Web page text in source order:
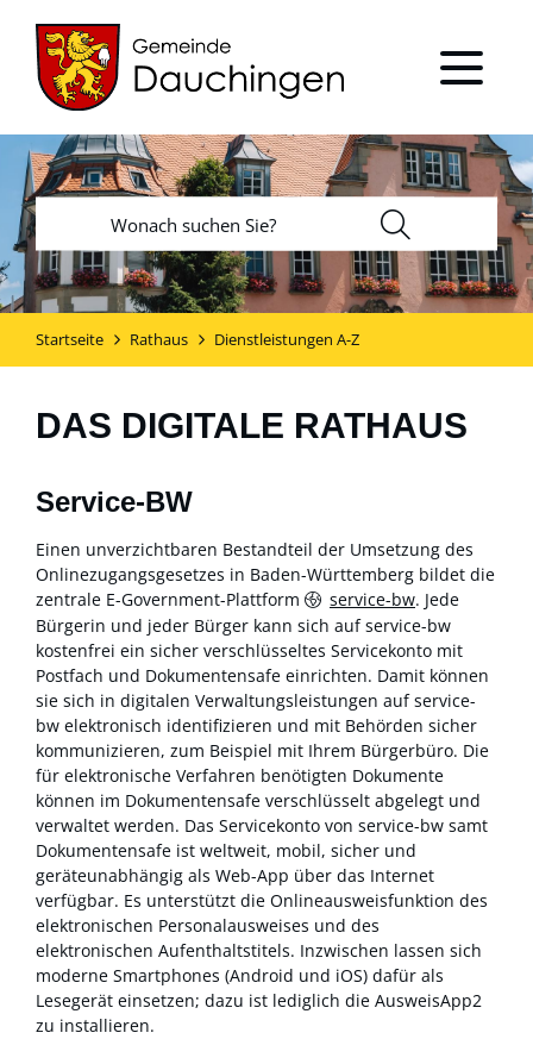
Startseite Rathaus Dienstleistungen A-Z
DAS DIGITALE RATHAUS
Service-BW
Einen unverzichtbaren Bestandteil der Umsetzung des
Onlinezugangsgesetzes in Baden-Württemberg bildet die
zentrale E-Government-Plattform
service-bw. Jede
Bürgerin und jeder Bürger kann sich auf service-bw
kostenfrei ein sicher verschlüsseltes Servicekonto mit
Postfach und Dokumentensafe einrichten. Damit können
sie sich in digitalen Verwaltungsleistungen auf service-
bw elektronisch identifizieren und mit Behörden sicher
kommunizieren, zum Beispiel mit Ihrem Bürgerbüro. Die
für elektronische Verfahren benötigten Dokumente
können im Dokumentensafe verschlüsselt abgelegt und
verwaltet werden. Das Servicekonto von service-bw samt
Dokumentensafe ist weltweit, mobil, sicher und
geräteunabhängig als Web-App über das Internet
verfügbar. Es unterstützt die Onlineausweisfunktion des
elektronischen Personalausweises und des
elektronischen Aufenthaltstitels. Inzwischen lassen sich
moderne Smartphones (Android und iOS) dafür als
Lesegerät einsetzen; dazu ist lediglich die AusweisApp2
zu installieren.